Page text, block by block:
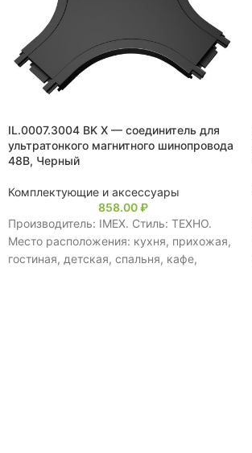
IL.0007.3004 BK X — соединитель для
ультратонкого магнитного шинопровода
48В, Черный
Комплектующие и аксессуары
858.00₽
Производитель: IMEX. Стиль: ТЕХНО.
Место расположения: кухня, прихожая,
гостиная, детская, спальня, кафе,